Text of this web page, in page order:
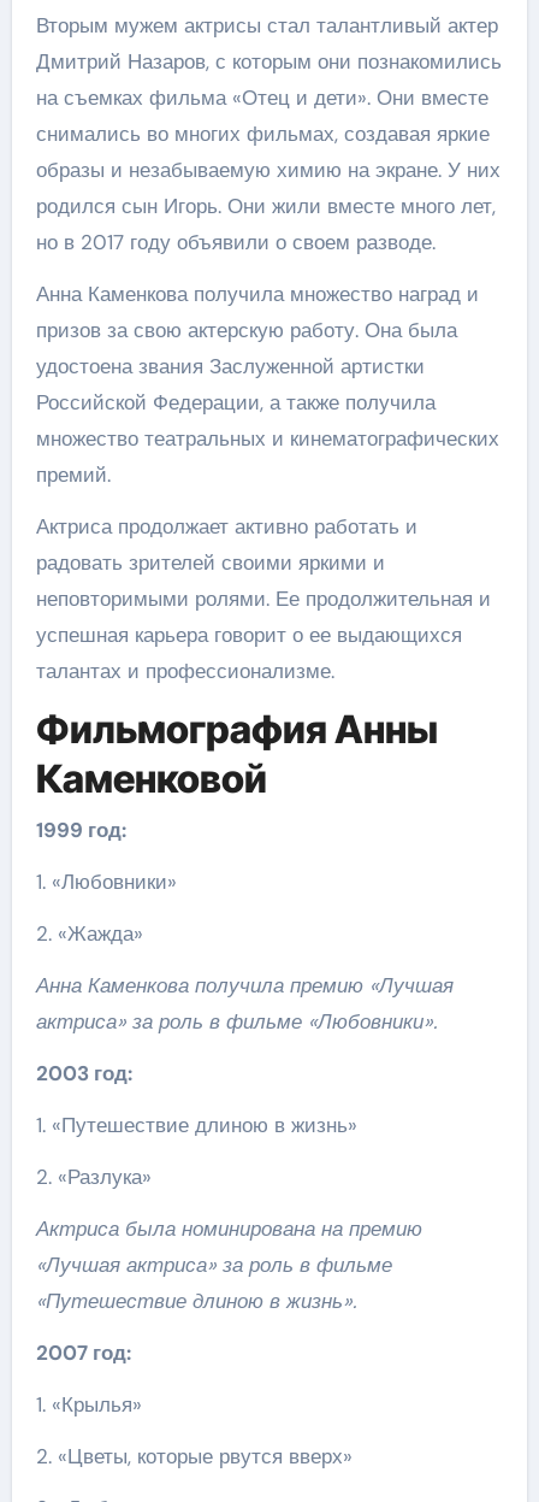
Вторым мужем актрисы стал талантливый актер
Дмитрий Назаров, с которым они познакомились
на съемках фильма «Отец и дети». Они вместе
снимались во многих фильмах, создавая яркие
образы и незабываемую химию на экране. У них
родился сын Игорь. Они жили вместе много лет,
но в 2017 году объявили о своем разводе.
Анна Каменкова получила множество наград и
призов за свою актерскую работу. Она была
удостоена звания Заслуженной артистки
Российской Федерации, а также получила
множество театральных и кинематографических
премий.
Актриса продолжает активно работать и
радовать зрителей своими яркими и
неповторимыми ролями. Ее продолжительная и
успешная карьера говорит о ее выдающихся
талантах и профессионализме.
Фильмография Анны
Каменковой
1999 год:
1. «Любовники»
2. «Жажда»
Анна Каменкова получила премию «Лучшая
актриса» за роль в фильме «Любовники».
2003 год:
1. «Путешествие длиною в жизнь»
2. «Разлука»
Актриса была номинирована на премию
«Лучшая актриса» за роль в фильме
«Путешествие длиною в жизнь».
2007 год:
1. «Крылья»
2. «Цветы, которые рвутся вверх»